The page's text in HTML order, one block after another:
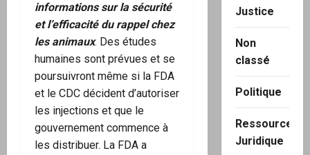
informations sur la sécurité
et l’efficacité du rappel chez
les animaux. Des études
humaines sont prévues et se
poursuivront même si la FDA
et le CDC décident d’autoriser
les injections et que le
gouvernement commence à
les distribuer. La FDA a
Justice
Non
classé
Politique
Ressource
Juridique